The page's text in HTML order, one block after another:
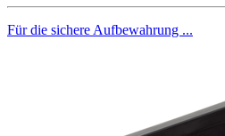
Für die sichere Aufbewahrung ...